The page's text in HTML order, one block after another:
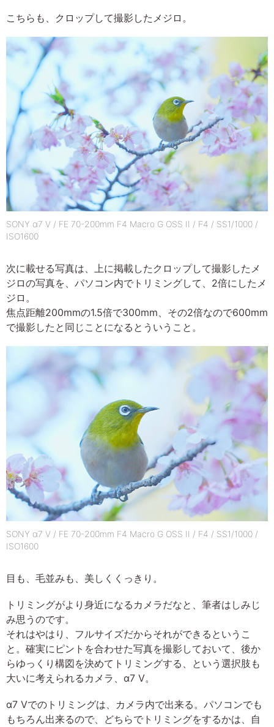
こちらも、クロップして撮影したメジロ。
SONY α7 V / FE 70-200mm F4 Macro G OSS II / F4 / SS1/1000 /
ISO1600
次に載せる写真は、上に掲載したクロップして撮影したメ
ジロの写真を、パソコン内でトリミングして、2倍にしたメ
ジロ。
焦点距離200mmの1.5倍で300mm、その2倍なので600mm
で撮影したと同じことになるとういうこと。
SONY α7 V / FE 70-200mm F4 Macro G OSS II / F4 / SS1/1000 /
ISO1600
目も、毛並みも、美しくくっきり。
トリミングがより身近になるカメラだなと、筆者はしみじ
み思うのです。
それはやはり、フルサイズだからそれができるというこ
と。確実にピントを合わせた写真を撮影しておいて、後か
らゆっくり構図を決めてトリミングする、という選択肢も
大いに考えられるカメラ、α7 V。
α7 Vでのトリミングは、カメラ内で出来る。パソコンでも
もちろん出来るので、どちらでトリミングをするかは、自